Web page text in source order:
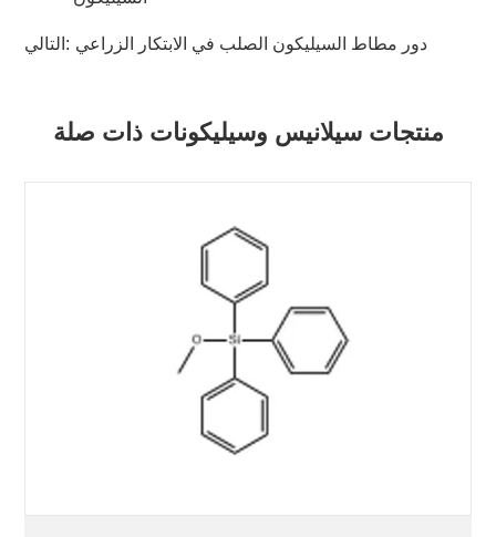
التالي: دور مطاط السيليكون الصلب في الابتكار الزراعي
منتجات سيلانيس وسيليكونات ذات صلة